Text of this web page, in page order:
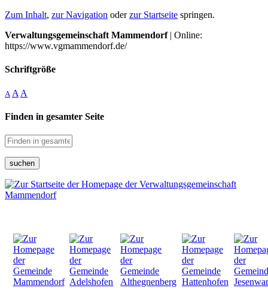
Zum Inhalt, zur Navigation oderzur Startseite springen.
Verwaltungsgemeinschaft Mammendorf| Online:
https://www.vgmammendorf.de/
Schriftgröße
A A A
Finden in gesamter Seite
suchen